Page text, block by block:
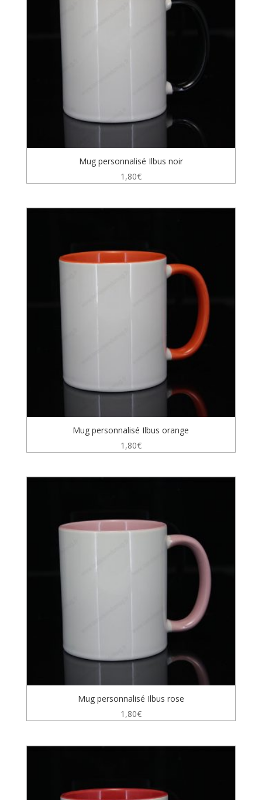
Mug personnalisé Ilbus noir
1,80€
Mug personnalisé Ilbus orange
1,80€
Mug personnalisé Ilbus rose
1,80€